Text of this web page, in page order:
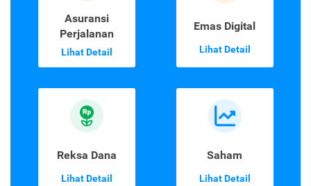
Asuransi
Perjalanan
Lihat Detail
Emas Digital
Lihat Detail
Reksa Dana
Lihat Detail
Saham
Lihat Detail